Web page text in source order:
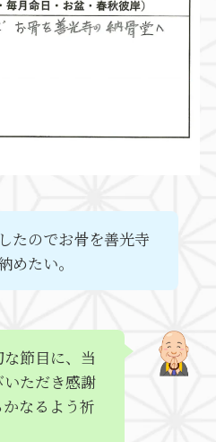
たのでお骨を善光寺
めたい。
節目に、当
ただき感謝
なるよう祈